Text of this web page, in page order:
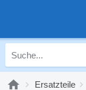
Ersatzteile